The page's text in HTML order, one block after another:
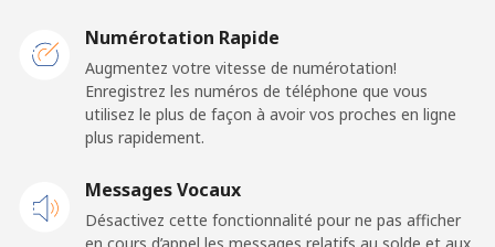
Ligne fixe ⁦45.5¢⁩ 10 min pour ⁦$5⁩
⁦48.9¢⁩ 10 min pour ⁦$5⁩ ⁦11¢⁩
⁦2.6¢⁩
192 min pour
Numérotation Rapide
Augmentez votre vitesse de numérotation!
Enregistrez les numéros de téléphone que vous
utilisez le plus de façon à avoir vos proches en ligne
plus rapidement.
Messages Vocaux
Désactivez cette fonctionnalité pour ne pas afficher